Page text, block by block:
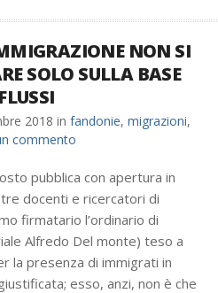
NON SI
SOLO SULLA BASE
2018 in fandonie, migrazioni,
commento
pubblica con apertura in
docenti e ricercatori di
firmatario l’ordinario di
Alfredo Del monte) teso a
la presenza di immigrati in
esso, anzi, non è che